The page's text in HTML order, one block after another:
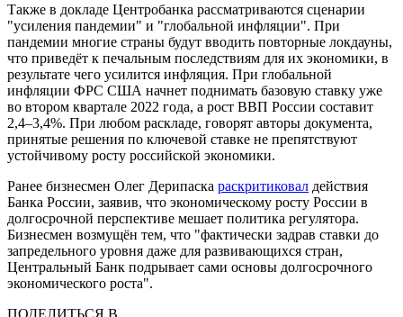
Также в докладе Центробанка рассматриваются сценарии
"усиления пандемии" и "глобальной инфляции". При
пандемии многие страны будут вводить повторные локдауны,
что приведёт к печальным последствиям для их экономики, в
результате чего усилится инфляция. При глобальной
инфляции ФРС США начнет поднимать базовую ставку уже
во втором квартале 2022 года, а рост ВВП России составит
2,4–3,4%. При любом раскладе, говорят авторы документа,
принятые решения по ключевой ставке не препятствуют
устойчивому росту российской экономики.
Ранее бизнесмен Олег Дерипаска раскритиковал действия
Банка России, заявив, что экономическому росту России в
долгосрочной перспективе мешает политика регулятора.
Бизнесмен возмущён тем, что "фактически задрав ставки до
запредельного уровня даже для развивающихся стран,
Центральный Банк подрывает сами основы долгосрочного
экономического роста".
ПОДЕЛИТЬСЯ В